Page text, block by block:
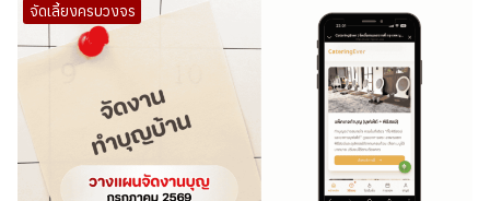
จัดเลี้ยงครบวงจร